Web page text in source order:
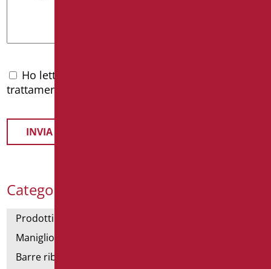
Categorie Prodotti
Prodotti con dichiarazione CAM
Maniglioni di sostegno
Barre ribaltabili e fisse
Ho letto l'
trattamento dei dati personali